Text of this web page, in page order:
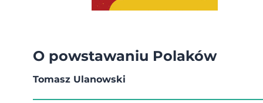
O powstawaniu Polaków
Tomasz Ulanowski